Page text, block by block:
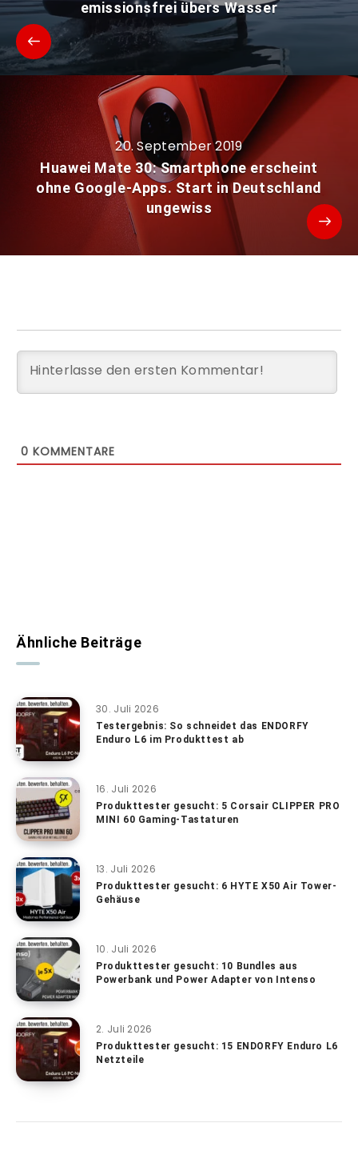
emissionsfrei übers Wasser
20. September 2019
Huawei Mate 30: Smartphone erscheint
ohne Google-Apps. Start in Deutschland
ungewiss
0 KOMMENTARE
Ähnliche Beiträge
30. Juli 2026
Testergebnis: So schneidet das ENDORFY
Enduro L6 im Produkttest ab
16. Juli 2026
Produkttester gesucht: 5 Corsair CLIPPER PRO
MINI 60 Gaming-Tastaturen
13. Juli 2026
Produkttester gesucht: 6 HYTE X50 Air Tower-
Gehäuse
10. Juli 2026
Produkttester gesucht: 10 Bundles aus
Powerbank und Power Adapter von Intenso
2. Juli 2026
Produkttester gesucht: 15 ENDORFY Enduro L6
Netzteile